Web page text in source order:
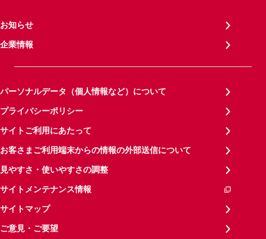
お知らせ
企業情報
パーソナルデータ（個人情報など）について
プライバシーポリシー
サイトご利用にあたって
お客さまご利用端末からの情報の外部送信について
見やすさ・使いやすさの調整
サイトメンテナンス情報
サイトマップ
ご意見・ご要望